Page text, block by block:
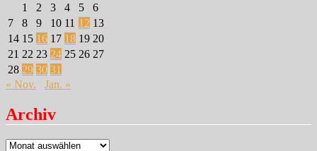
1
2 3 4 5
6
7
8 9 10 11 12 13
14 15 16 17 18 19 20
21 22 23 24 25 26 27
28 29 30 31
« Nov.
Jan. »
Archiv
Archiv